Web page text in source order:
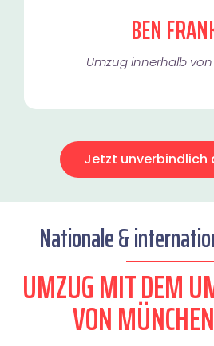
BEN
Umzug innerhalb
Jetzt unverbindlich
Nationale &
UMZUG MIT DEM
VON